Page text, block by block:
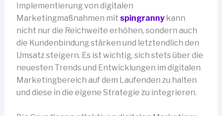
Implementierung von digitalen
Marketingmaßnahmen mit spingrannykann
nicht nur die Reichweite erhöhen, sondern auch
die Kundenbindung stärken und letztendlich den
Umsatz steigern. Es ist wichtig, sich stets über die
neuesten Trends und Entwicklungen im digitalen
Marketingbereich auf dem Laufenden zu halten
und diese in die eigene Strategie zu integrieren.